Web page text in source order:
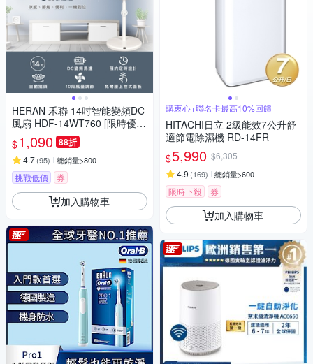
HERAN 禾聯 14吋智能變頻DC
風扇 HDF-14WT760 [限時優
惠]
$1,090 88折
4.7(95) 總銷量>800
挑戰低價 券
加入購物車
購衷心+聯名卡最高10%回饋
HITACHI日立 2級能效7公升舒
適節電除濕機 RD-14FR
$5,990 $6,305
4.9 (169) 總銷量>600
限時下殺 券
加入購物車